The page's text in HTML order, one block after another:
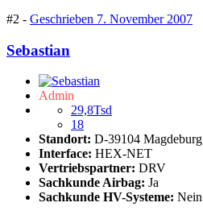
#2 - Geschrieben 7. November 2007
Sebastian
Admin
29,8Tsd
18
Standort: D-39104 Magdeburg
Interface: HEX-NET
Vertriebspartner: DRV
Sachkunde Airbag: Ja
Sachkunde HV-Systeme: Nein